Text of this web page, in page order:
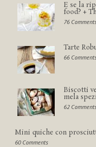
E se la
food? +
76
Tarte
66
Biscotti
mela
62
Mini quiche con
60 Comments